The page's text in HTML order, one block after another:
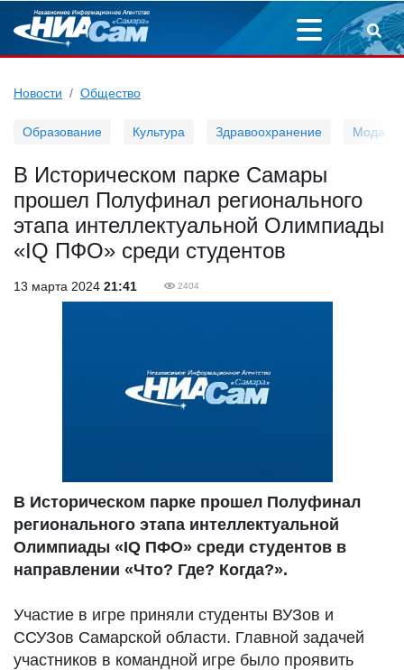
Новости Общество
Образование Культура Здравоохранение Мода
В Историческом парке Самары
прошел Полуфинал регионального
этапа интеллектуальной Олимпиады
«IQ ПФО» среди студентов
13 марта 2024 21:41 2404
В Историческом парке прошел Полуфинал
регионального этапа интеллектуальной
Олимпиады «IQ ПФО» среди студентов в
направлении «Что? Где? Когда?».
Участие в игре приняли студенты ВУЗов и
ССУЗов Самарской области. Главной задачей
участников в командной игре было проявить